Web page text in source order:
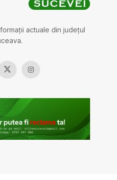
actuale din județul